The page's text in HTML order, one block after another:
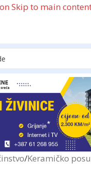
Skip to main
/Keramičko